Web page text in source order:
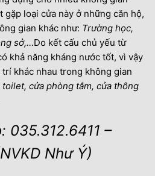
gặp loại cửa này ở những căn hộ,
gian khác như: Trường học,
sở,…Do kết cấu chủ yếu từ
khả năng kháng nước tốt, vì vậy
khác nhau trong không gian
cửa phòng tắm, cửa thông
035.312.6411 –
Như Ý)